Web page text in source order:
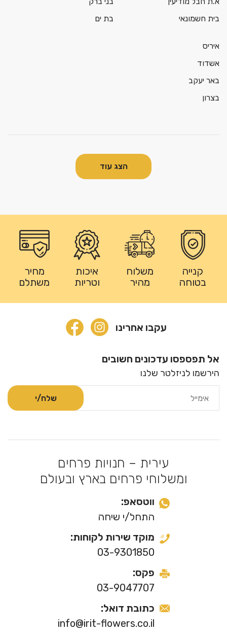
בית חשמונאי
בת ים
איריס
אשדוד
באר יעקב
בצרון
הצג עוד
קנייה
בטוחה
משלוח
מהיר
איכות
וטריות
מחיר
משתלם
עקבו אחרינו
אל תפספסו עדכונים חשובים
הירשמו לניזלטר שלנו
עירית – חנויות פרחים
ומשלוחי פרחים בארץ ובעולם
ווטסאפ:
התחל/י שיחה
מוקד שירות לקוחות:
03-9301850
פקס:
03-9047707
כתובת דואל:
info@irit-flowers.co.il